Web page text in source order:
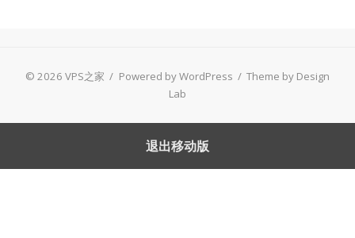
© 2026 VPS之家 / Powered by WordPress / Theme by Design
Lab
退出移动版